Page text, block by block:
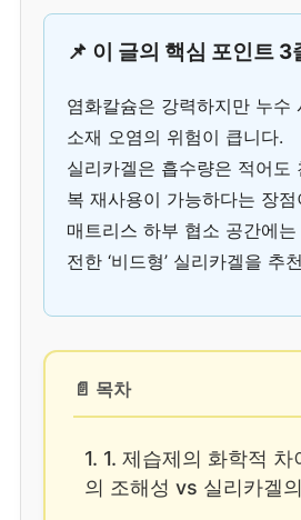
📌 이 글의 핵심 포인트 3
염화칼슘은 강력하지만 누수
소재 오염의 위험이 큽니다.
실리카겔은 흡수량은 적어도
복 재사용이 가능하다는 장
매트리스 하부 협소 공간에
전한 ‘비드형’ 실리카겔을 추
📄 목차
1. 1. 제습제의 화학적
의 조해성 vs 실리카겔